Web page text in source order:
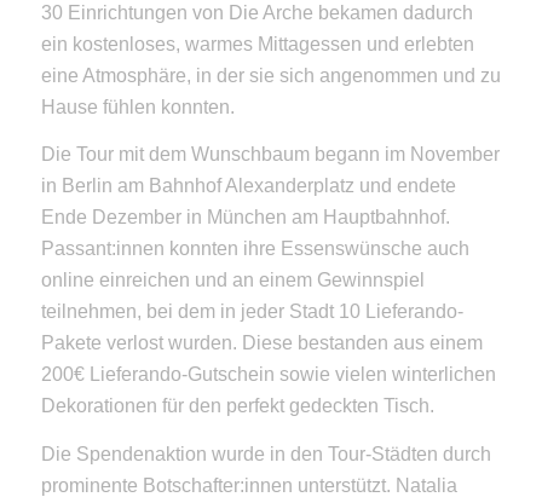
30 Einrichtungen von Die Arche bekamen dadurch
ein kostenloses, warmes Mittagessen und erlebten
eine Atmosphäre, in der sie sich angenommen und zu
Hause fühlen konnten.
Die Tour mit dem Wunschbaum begann im November
in Berlin am Bahnhof Alexanderplatz und endete
Ende Dezember in München am Hauptbahnhof.
Passant:innen konnten ihre Essenswünsche auch
online einreichen und an einem Gewinnspiel
teilnehmen, bei dem in jeder Stadt 10 Lieferando-
Pakete verlost wurden. Diese bestanden aus einem
200€ Lieferando-Gutschein sowie vielen winterlichen
Dekorationen für den perfekt gedeckten Tisch.
Die Spendenaktion wurde in den Tour-Städten durch
prominente Botschafter:innen unterstützt. Natalia